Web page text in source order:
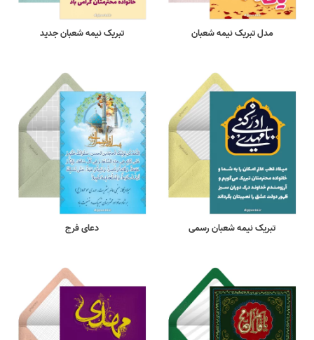
مدل تبریک نیمه شعبان تبریک نیمه شعبان جدید
تبریک نیمه شعبان رسمی دعای فرج